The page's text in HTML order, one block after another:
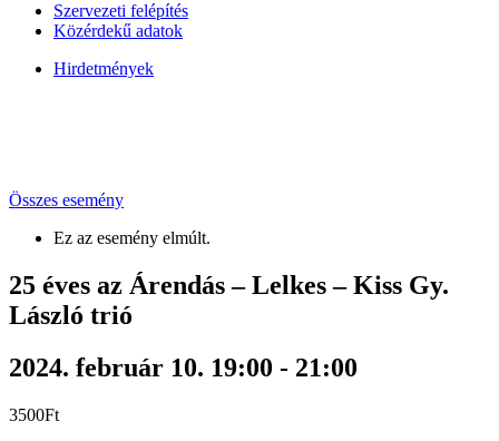
Szervezeti felépítés
Közérdekű adatok
Hirdetmények
Összes esemény
Ez az esemény elmúlt.
25 éves az Árendás – Lelkes – Kiss Gy.
László trió
2024. február 10. 19:00 - 21:00
3500Ft